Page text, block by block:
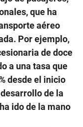
que ha
aéreo
Por ejemplo,
de doce
a una tasa que
desde el inicio
de la
ido de la mano